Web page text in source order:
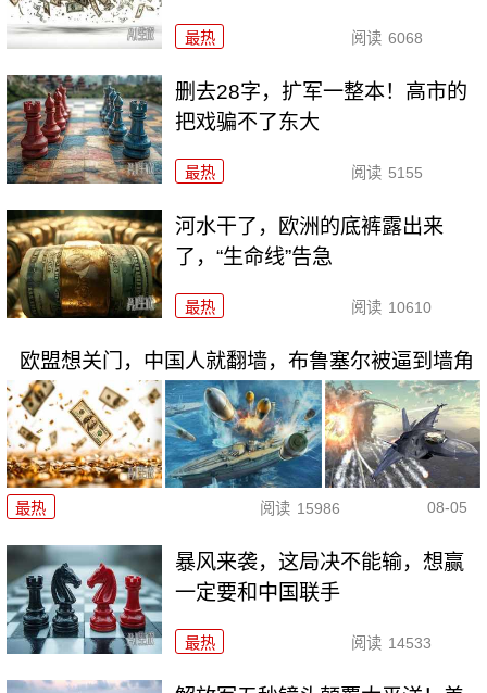
最热 阅读 6068
删去28字，扩军一整本！高市的
把戏骗不了东大
最热 阅读 5155
河水干了，欧洲的底裤露出来
了，“生命线”告急
最热 阅读 10610
欧盟想关门，中国人就翻墙，布鲁塞尔被逼到墙角
最热 阅读 15986 08-05
暴风来袭，这局决不能输，想赢
一定要和中国联手
最热 阅读 14533